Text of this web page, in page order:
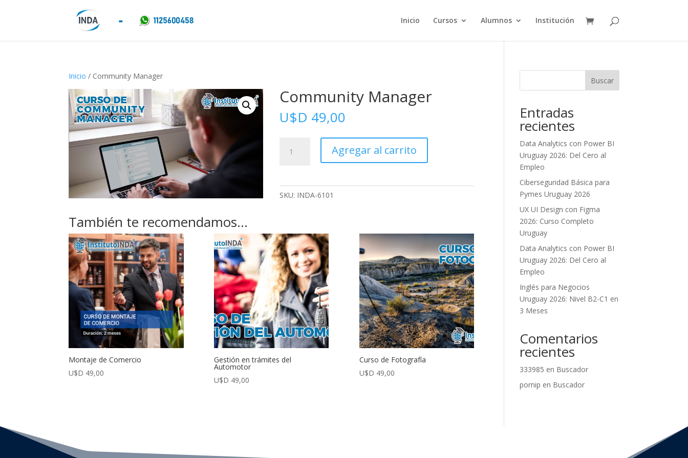
Inicio Cursos Alumnos Institución
Inicio / Community Manager
Community Manager
U$D 49,00
Manager
Agregar al carrito
SKU: INDA-6101
También te recomendamos…
Montaje de Comercio
U$D 49,00
Gestión en trámites del
Automotor
U$D 49,00
Curso de Fotografía
U$D 49,00
Buscar
Entradas
recientes
Data Analytics con Power BI
Uruguay 2026: Del Cero al
Empleo
Ciberseguridad Básica para
Pymes Uruguay 2026
UX UI Design con Figma
2026: Curso Completo
Uruguay
Data Analytics con Power BI
Uruguay 2026: Del Cero al
Empleo
Inglés para Negocios
Uruguay 2026: Nivel B2-C1 en
3 Meses
Comentarios
recientes
333985 en Buscador
pornip en Buscador